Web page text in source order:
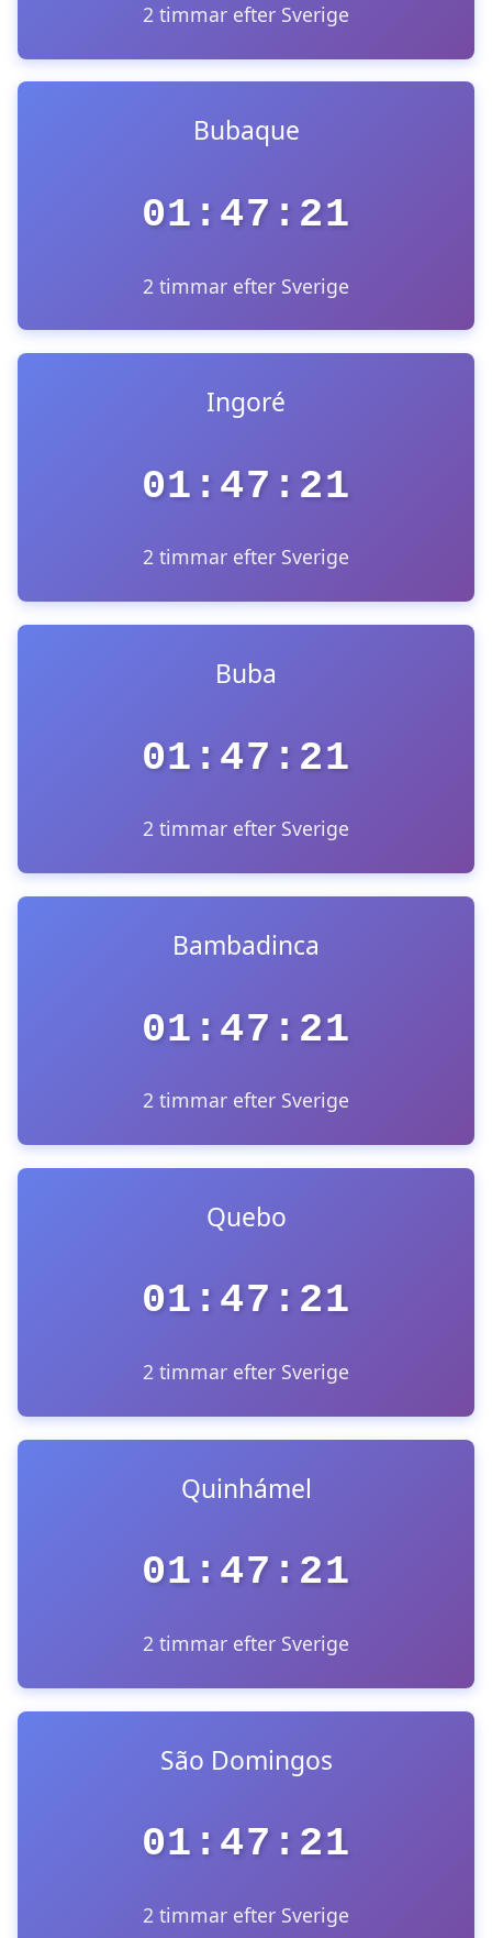
2 timmar efter Sverige
Bubaque
01:47:21
2 timmar efter Sverige
Ingoré
01:47:21
2 timmar efter Sverige
Buba
01:47:21
2 timmar efter Sverige
Bambadinca
01:47:21
2 timmar efter Sverige
Quebo
01:47:21
2 timmar efter Sverige
Quinhámel
01:47:21
2 timmar efter Sverige
São Domingos
01:47:21
2 timmar efter Sverige